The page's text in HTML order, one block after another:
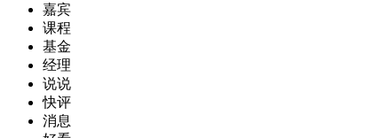
嘉宾
课程
基金
经理
说说
快评
消息